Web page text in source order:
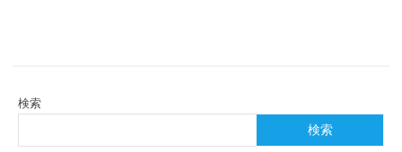
検索
検索